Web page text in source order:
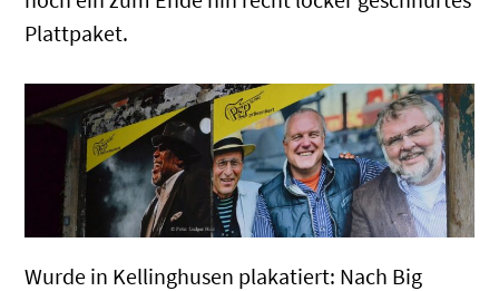
Plattpaket.
Wurde in Kellinghusen plakatiert: Nach Big